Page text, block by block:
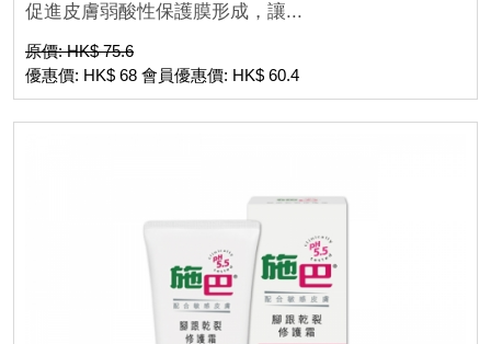
促進皮膚弱酸性保護膜形成，讓...
原價: HK$ 75.6
優惠價: HK$ 68 會員優惠價: HK$ 60.4